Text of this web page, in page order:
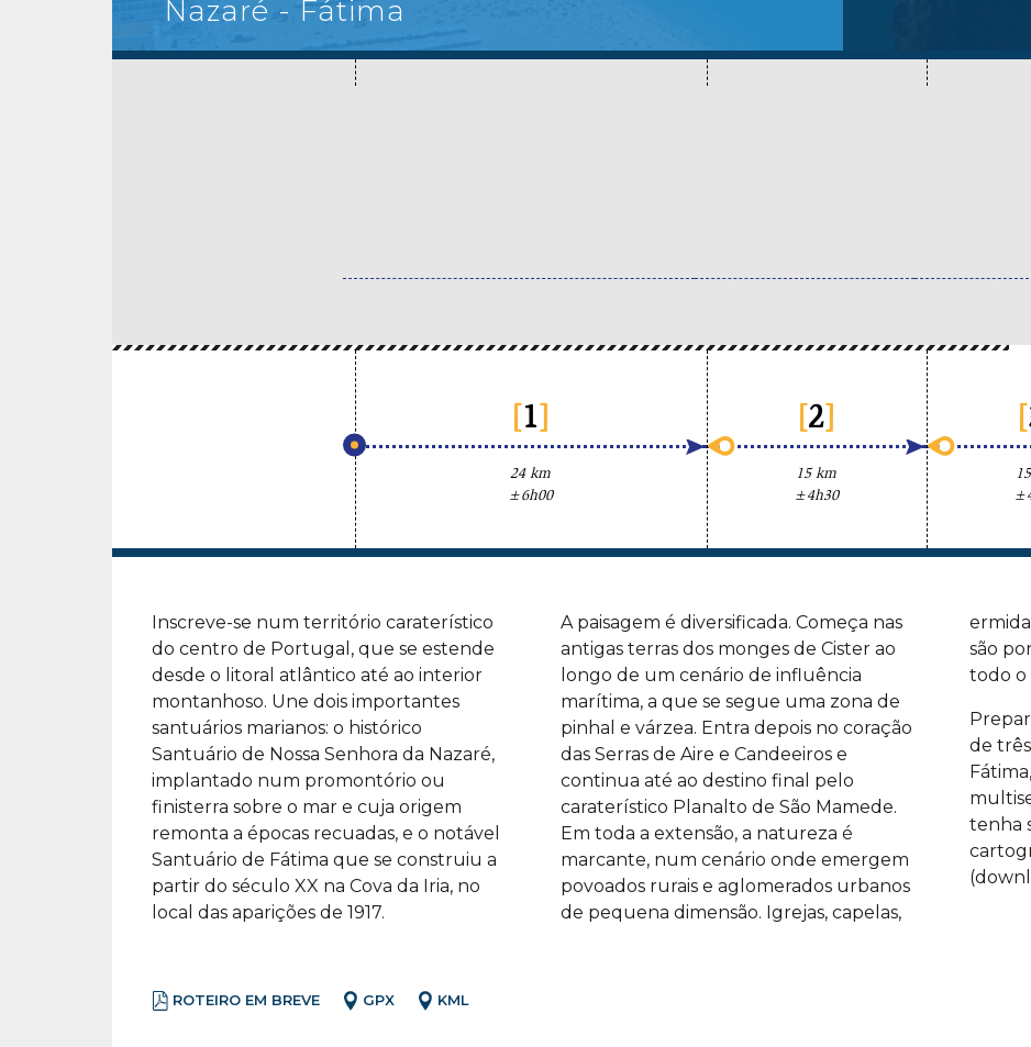
Nazaré - Fátima
[1]
24 km
±6h00
[2]
15 km
±4h30
[
Inscreve-se num território caraterístico
do centro de Portugal, que se estende
desde o litoral atlântico até ao interior
montanhoso. Une dois importantes
santuários marianos: o histórico
Santuário de Nossa Senhora da Nazaré,
implantado num promontório ou
finisterra sobre o mar e cuja origem
remonta a épocas recuadas, e o notável
Santuário de Fátima que se construiu a
partir do século XX na Cova da Iria, no
local das aparições de 1917.
A paisagem é diversificada. Começa nas
antigas terras dos monges de Cister ao
longo de um cenário de influência
marítima, a que se segue uma zona de
pinhal e várzea. Entra depois no coração
das Serras de Aire e Candeeiros e
continua até ao destino final pelo
caraterístico Planalto de São Mamede.
Em toda a extensão, a natureza é
marcante, num cenário onde emergem
povoados rurais e aglomerados urbanos
de pequena dimensão. Igrejas, capelas,
ermidas e pequenos santuários locais
são pontos de referência ao longo de
todo o
de
tenha
ROTEIRO EM BREVE GPX KML